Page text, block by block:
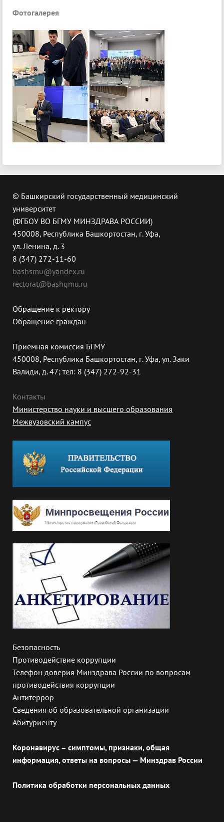
Фотогалерея
© Башкирский государственный медицинский
университет
(ФГБОУ ВО БГМУ МИНЗДРАВА РОССИИ)
450008, Республика Башкортостан, г. Уфа,
ул. Ленина, д. 3
8 (347) 272-11-60
bashsmu@yandex.ru
rectorat@bashgmu.ru
Обращение к ректору
Обращение граждан
Приёмная комиссия БГМУ
450008, Республика Башкортостан, г. Уфа, ул. Заки
Валиди, д. 47; тел: 8 (347) 272-92-31
Контакты
Министерство науки и высшего образования
Межвузовский кампус
Безопасность
Противодействие коррупции
Телефон доверия Минздрава России по вопросам
противодействия коррупции
Антитеррор
Сведения об образовательной организации
Абитуриенту
Коронавирус – симптомы, признаки, общая
информация, ответы на вопросы — Минздрав России
Политика обработки персональных данных